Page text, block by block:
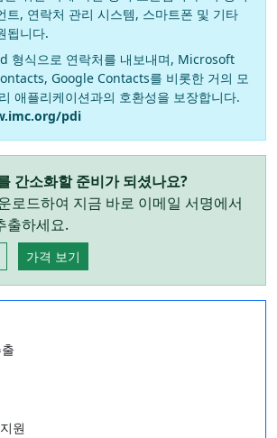
트, 연락처 관리 시스템, 스마트폰 및 기타
됩니다.
형식으로 연락처를 내보내며, Microsoft
Google Contacts를 비롯한 거의 모
애플리케이션과의 호환성을 보장합니다.
pdi
간소화할 준비가 되셨나요?
로드하여 지금 바로 이메일 서명에서
출하세요.
가격 보기
원